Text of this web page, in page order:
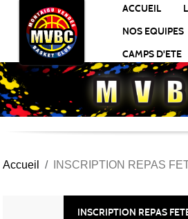
ACCUEIL
NOS EQUIPES
CAMPS D'ETE
Accueil INSCRIPTION REPAS
INSCRIPTION REPAS
Panneau de gestion des cookies